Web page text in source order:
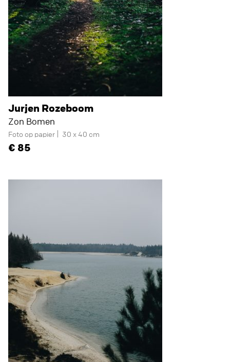
Jurjen Rozeboom
Zon Bomen
Foto op papier 30 x 40 cm
85